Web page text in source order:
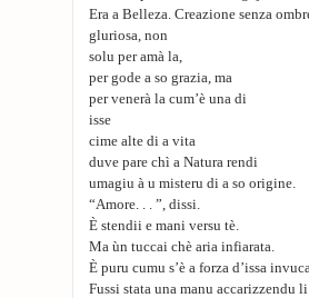
Era a Belleza. Creazione senza
gluriosa, non
solu per amà la,
per gode a so grazia, ma
per venerà la cum’è una di
isse
cime alte di a vita
duve pare chì a Natura rendi
umagiu à u misteru di a so origine.
“Amore. . . ”, dissi.
È stendii e mani versu tè.
Ma ùn tuccai chè aria infiarata.
È puru cumu s’è a forza d’issa
Fussi stata una manu accarizzendu